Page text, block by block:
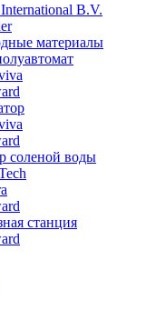
B.V.
материалы
соленой воды
станция